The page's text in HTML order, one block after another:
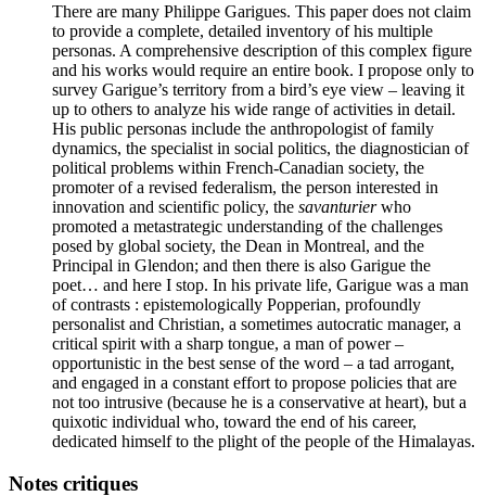
There are many Philippe Garigues. This paper does not claim
to provide a complete, detailed inventory of his multiple
personas. A comprehensive description of this complex figure
and his works would require an entire book. I propose only to
survey Garigue’s territory from a bird’s eye view – leaving it
up to others to analyze his wide range of activities in detail.
His public personas include the anthropologist of family
dynamics, the specialist in social politics, the diagnostician of
political problems within French-Canadian society, the
promoter of a revised federalism, the person interested in
innovation and scientific policy, the savanturierwho
promoted a metastrategic understanding of the challenges
posed by global society, the Dean in Montreal, and the
Principal in Glendon; and then there is also Garigue the
poet… and here I stop. In his private life, Garigue was a man
of contrasts : epistemologically Popperian, profoundly
personalist and Christian, a sometimes autocratic manager, a
critical spirit with a sharp tongue, a man of power –
opportunistic in the best sense of the word – a tad arrogant,
and engaged in a constant effort to propose policies that are
not too intrusive (because he is a conservative at heart), but a
quixotic individual who, toward the end of his career,
dedicated himself to the plight of the people of the Himalayas.
Notes critiques